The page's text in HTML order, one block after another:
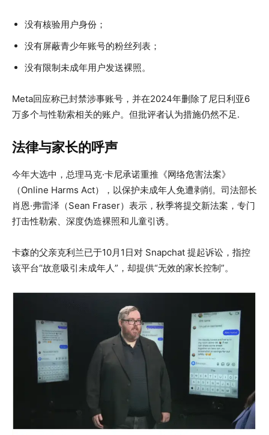
没有核验用户身份；
没有屏蔽青少年账号的粉丝列表；
没有限制未成年用户发送裸照。
Meta回应称已封禁涉事账号，并在2024年删除了尼日利亚6
万多个与性勒索相关的账户。但批评者认为措施仍然不足.
法律与家长的呼声
今年大选中，总理马克·卡尼承诺重推《网络危害法案》
（Online Harms Act），以保护未成年人免遭剥削。司法部长
肖恩·弗雷泽（Sean Fraser）表示，秋季将提交新法案，专门
打击性勒索、深度伪造裸照和儿童引诱。
卡森的父亲克利兰已于10月1日对 Snapchat 提起诉讼，指控
该平台“故意吸引未成年人”，却提供“无效的家长控制”。